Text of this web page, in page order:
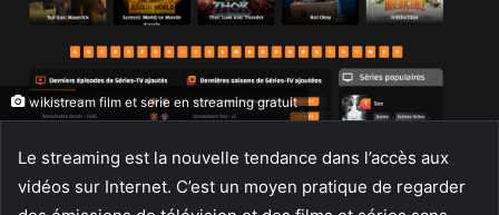
wikistream film et serie en streaming gratuit
Le streaming est la nouvelle tendance dans l’accès aux
vidéos sur Internet. C’est un moyen pratique de regarder